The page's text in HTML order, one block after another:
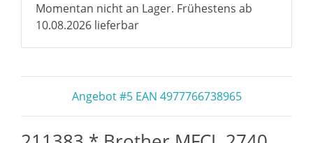
Momentan nicht an Lager. Frühestens ab
10.08.2026 lieferbar
Angebot #5 EAN 4977766738965